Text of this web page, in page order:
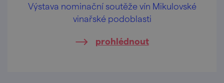
Výstava nominační soutěže vín Mikulovské
vinařské podoblasti
prohlédnout